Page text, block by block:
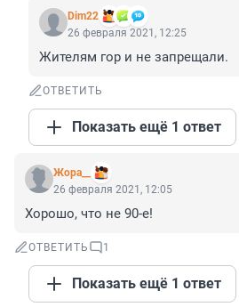
Dim22
26 февраля 2021, 12:25
Жителям гор и не запрещали.
ОТВЕТИТЬ
Показать ещё 1 ответ
Жора__
26 февраля 2021, 12:05
Хорошо, что не 90-е!
ОТВЕТИТЬ 1
Показать ещё 1 ответ